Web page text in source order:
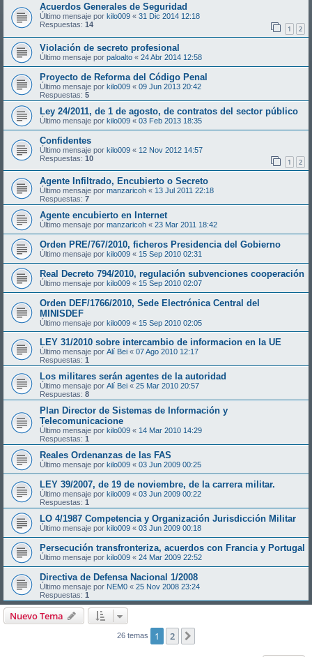
Acuerdos Generales de Seguridad
Último mensaje por kilo009 « 31 Dic 2014 12:18
Respuestas: 14 1 2
Violación de secreto profesional
Último mensaje por paloalto « 24 Abr 2014 12:58
Proyecto de Reforma del Código Penal
Último mensaje por kilo009 « 09 Jun 2013 20:42
Respuestas: 5
Ley 24/2011, de 1 de agosto, de contratos del sector público
Último mensaje por kilo009 « 03 Feb 2013 18:35
Confidentes
Último mensaje por kilo009 « 12 Nov 2012 14:57
Respuestas: 10 1 2
Agente Infiltrado, Encubierto o Secreto
Último mensaje por manzaricoh « 13 Jul 2011 22:18
Respuestas: 7
Agente encubierto en Internet
Último mensaje por manzaricoh « 23 Mar 2011 18:42
Orden PRE/767/2010, ficheros Presidencia del Gobierno
Último mensaje por kilo009 « 15 Sep 2010 02:31
Real Decreto 794/2010, regulación subvenciones cooperación
Último mensaje por kilo009 « 15 Sep 2010 02:07
Orden DEF/1766/2010, Sede Electrónica Central del
MINISDEF
Último mensaje por kilo009 « 15 Sep 2010 02:05
LEY 31/2010 sobre intercambio de informacion en la UE
Último mensaje por Alí Bei « 07 Ago 2010 12:17
Respuestas: 1
Los militares serán agentes de la autoridad
Último mensaje por Alí Bei « 25 Mar 2010 20:57
Respuestas: 8
Plan Director de Sistemas de Información y
Telecomunicacione
Último mensaje por kilo009 « 14 Mar 2010 14:29
Respuestas: 1
Reales Ordenanzas de las FAS
Último mensaje por kilo009 « 03 Jun 2009 00:25
LEY 39/2007, de 19 de noviembre, de la carrera militar.
Último mensaje por kilo009 « 03 Jun 2009 00:22
Respuestas: 1
LO 4/1987 Competencia y Organización Jurisdicción Militar
Último mensaje por kilo009 « 03 Jun 2009 00:18
Persecución transfronteriza, acuerdos con Francia y Portugal
Último mensaje por kilo009 « 24 Mar 2009 22:52
Directiva de Defensa Nacional 1/2008
Último mensaje por NEM0 « 25 Nov 2008 23:24
Respuestas: 1
Nuevo Tema
26 temas 1 2